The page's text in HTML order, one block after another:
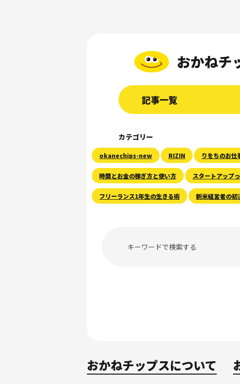
おかねチ
記事一覧
カテゴリー
okanechips-new RIZIN りをちのお仕
時間とお金の稼ぎ方と使い方 スタートアップ
フリーランス1年生の生きる術 新米経営者の初
おかねチップスについて